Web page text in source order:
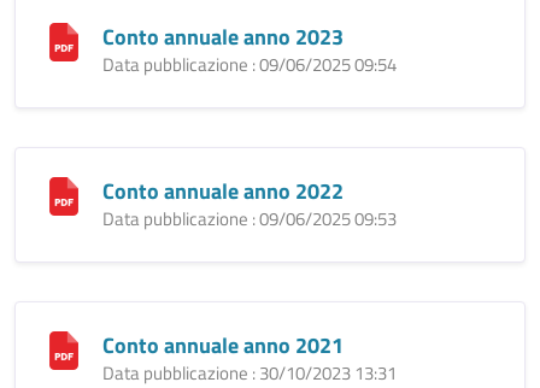
Conto annuale anno 2023
Data pubblicazione : 09/06/2025 09:54
Conto annuale anno 2022
Data pubblicazione : 09/06/2025 09:53
Conto annuale anno 2021
Data pubblicazione : 30/10/2023 13:31